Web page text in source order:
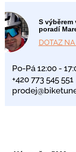
S výběrem
poradí
DOTAZ NA
Po-Pá 12:00 -
+420 773 545 551